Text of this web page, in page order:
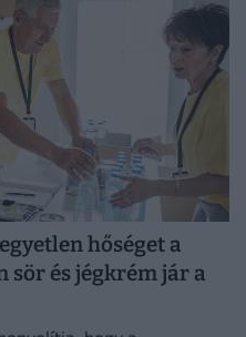
hőséget a
sör és jégkrém jár a